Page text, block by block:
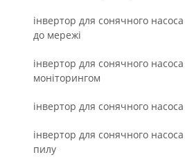
інвертор для сонячного
до мережі
інвертор для сонячного
моніторингом
інвертор для сонячного
інвертор для сонячного
пилу